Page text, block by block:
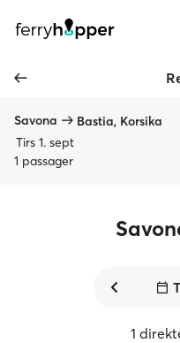
Savona
Bastia, Korsika
Tirs 1. sept
1 passager
1